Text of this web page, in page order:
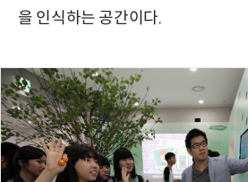
을 인식하는 공간이다.